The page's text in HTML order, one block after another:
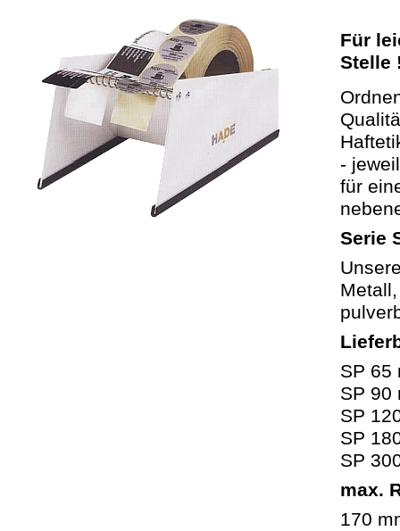
Für
Stelle
-
für
Serie
SP 65
SP 90
SP
SP
SP
max.
170